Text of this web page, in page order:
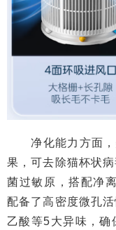
净化能力方面，
果，可去除猫杯状
菌过敏原，搭配净
配备了高密度微孔
乙酸等5大异味，确